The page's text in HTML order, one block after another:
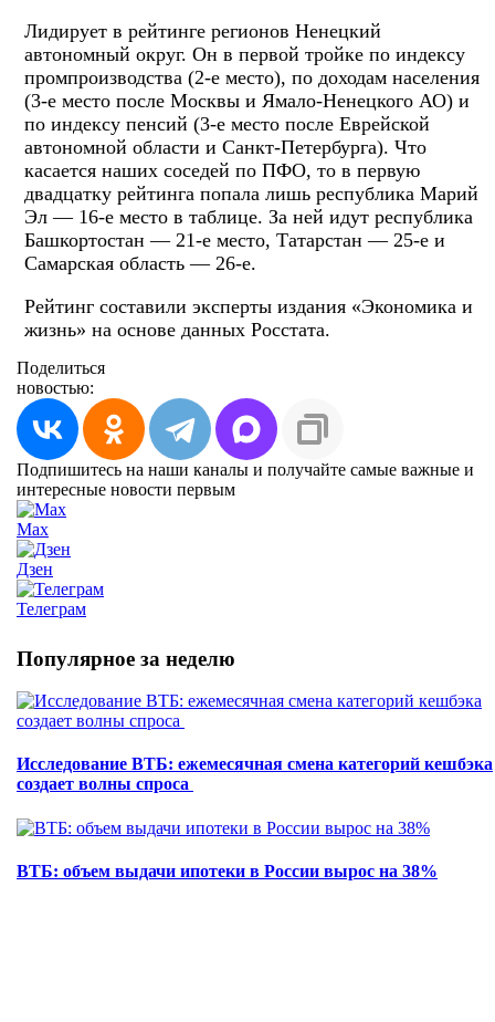
Лидирует в рейтинге регионов Ненецкий
автономный округ. Он в первой тройке по индексу
промпроизводства (2-е место), по доходам населения
(3-е место после Москвы и Ямало-Ненецкого АО) и
по индексу пенсий (3-е место после Еврейской
автономной области и Санкт-Петербурга). Что
касается наших соседей по ПФО, то в первую
двадцатку рейтинга попала лишь республика Марий
Эл — 16-е место в таблице. За ней идут республика
Башкортостан — 21-е место, Татарстан — 25-е и
Самарская область — 26-е.
Рейтинг составили эксперты издания «Экономика и
жизнь» на основе данных Росстата.
Поделиться
новостью:
Подпишитесь на наши каналы и получайте самые важные и
интересные новости первым
Max
Дзен
Телеграм
Популярное за неделю
Исследование ВТБ: ежемесячная смена категорий кешбэка
создает волны спроса
ВТБ: объем выдачи ипотеки в России вырос на 38%